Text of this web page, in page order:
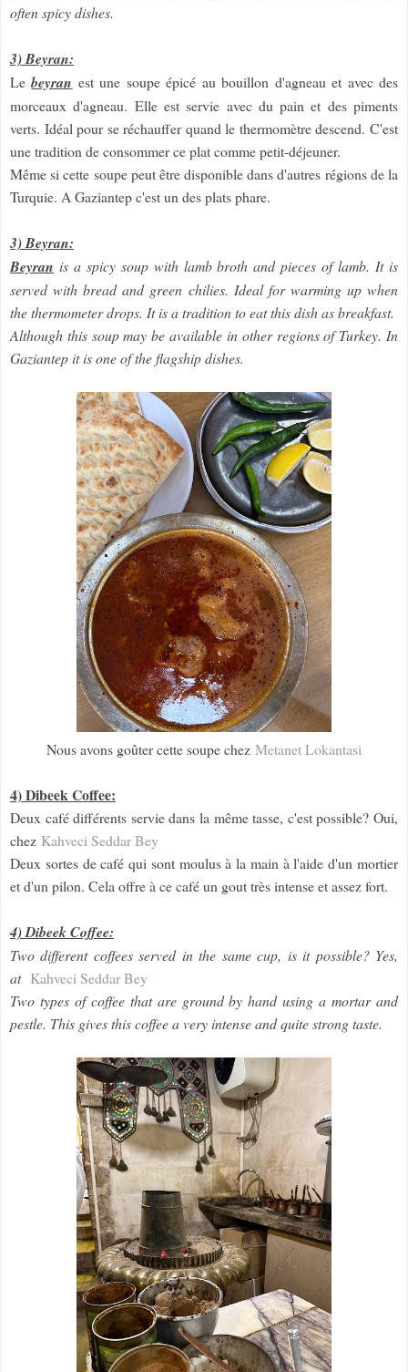
often spicy dishes.
3) Beyran:
Lebeyran est une soupe épicé au bouillon d'agneau et avec des
morceaux d'agneau. Elle est servie avec du pain et des piments
verts. Idéal pour se réchauffer quand le thermomètre descend. C'est
une tradition de consommer ce plat comme petit-déjeuner.
Même si cette soupe peut être disponible dans d'autres régions de la
Turquie. A Gaziantep c'est un des plats phare.
3) Beyran:
Beyran is a spicy soup with lamb broth and pieces of lamb. It is
served with bread and green chilies. Ideal for warming up when
the thermometer drops. It is a tradition to eat this dish as breakfast.
Although this soup may be available in other regions of Turkey. In
Gaziantep it is one of the flagship dishes.
Nous avons goûter cette soupe chez Metanet Lokantasi
4) Dibeek Coffee:
Deux café différents servie dans la même tasse, c'est possible? Oui,
chez Kahveci Seddar Bey
Deux sortes de café qui sont moulus à la main à l'aide d'un mortier
et d'un pilon. Cela offre à ce café un gout très intense et assez fort.
4) Dibeek Coffee:
Two different coffees served in the same cup, is it possible? Yes,
at Kahveci Seddar Bey
Two types of coffee that are ground by hand using a mortar and
pestle. This gives this coffee a very intense and quite strong taste.